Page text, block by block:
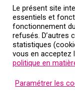
Le présent site
essentiels et
fonctionnement
refusés. D’autres
statistiques
vous en acceptez
politique en
Paramétrer les